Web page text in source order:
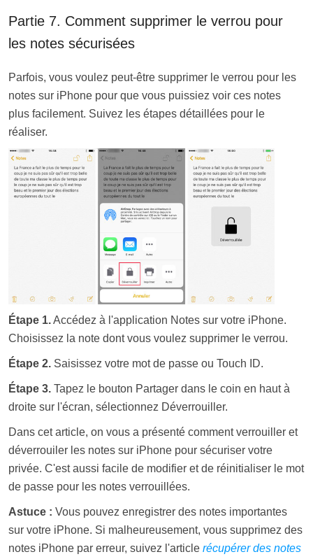
Partie 7. Comment supprimer le verrou pour
les notes sécurisées
Parfois, vous voulez peut-être supprimer le verrou pour les
notes sur iPhone pour que vous puissiez voir ces notes
plus facilement. Suivez les étapes détaillées pour le
réaliser.
Étape 1.Accédez à l'application Notes sur votre iPhone.
Choisissez la note dont vous voulez supprimer le verrou.
Étape 2. Saisissez votre mot de passe ou Touch ID.
Étape 3. Tapez le bouton Partager dans le coin en haut à
droite sur l'écran, sélectionnez Déverrouiller.
Dans cet article, on vous a présenté comment verrouiller et
déverrouiler les notes sur iPhone pour sécuriser votre
privée. C'est aussi facile de modifier et de réinitialiser le mot
de passe pour les notes verrouillées.
Astuce : Vous pouvez enregistrer des notes importantes
sur votre iPhone. Si malheureusement, vous supprimez des
notes iPhone par erreur, suivez l'articlerécupérer des notes